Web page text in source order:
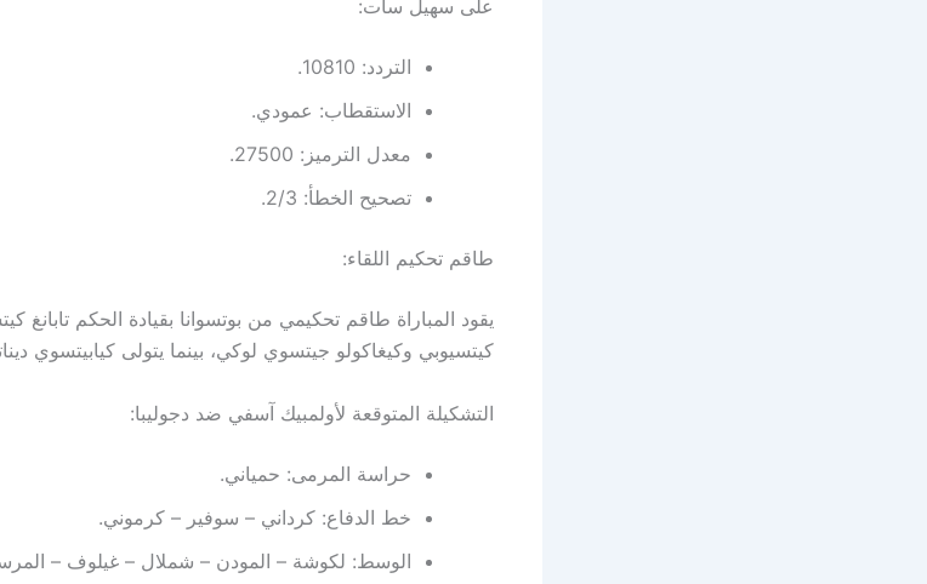
على سهيل سات:
التردد: 10810.
الاستقطاب: عمودي.
معدل الترميز: 27500.
تصحيح الخطأ: 2/3.
طاقم تحكيم اللقاء:
يقود المباراة طاقم تحكيمي من بوتسوانا بقيادة الحكم
كيتسيوبي وكيغاكولو جيتسوي لوكي، بينما يتولى كيابيتسوي
التشكيلة المتوقعة لأولمبيك آسفي ضد دجوليبا:
حراسة المرمى: حمياني.
خط الدفاع: كرداني – سوفير – كرموني.
الوسط: لكوشة – المودن – شملال – غيلوف –